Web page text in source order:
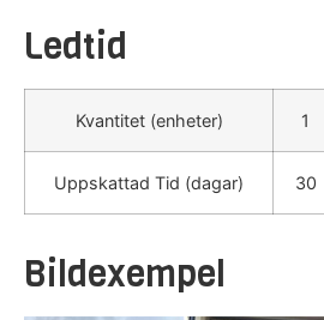
Ledtid
Kvantitet (enheter) 1
Uppskattad Tid (dagar) 30
Bildexempel